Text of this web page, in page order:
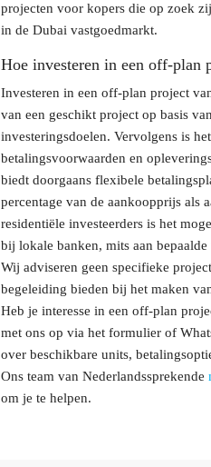
projecten voor kopers die op zoek
in de Dubai vastgoedmarkt.
Hoe investeren in een off-plan
Investeren in een off-plan project
van een geschikt project op basis
investeringsdoelen. Vervolgens is
betalingsvoorwaarden en
biedt doorgaans flexibele
percentage van de aankoopprijs als
residentiële investeerders is het
bij lokale banken, mits aan
Wij adviseren geen specifieke
begeleiding bieden bij het maken
Heb je interesse in een off-plan
met ons op via het formulier of
over beschikbare units,
Ons team van Nederlandssprekende
om je te helpen.